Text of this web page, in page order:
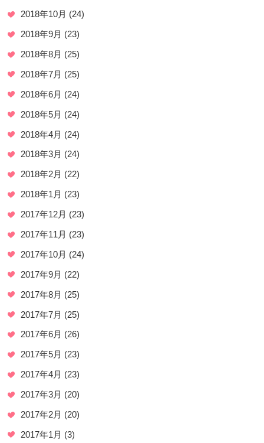
2018年10月 (24)
2018年9月 (23)
2018年8月 (25)
2018年7月 (25)
2018年6月 (24)
2018年5月 (24)
2018年4月 (24)
2018年3月 (24)
2018年2月 (22)
2018年1月 (23)
2017年12月 (23)
2017年11月 (23)
2017年10月 (24)
2017年9月 (22)
2017年8月 (25)
2017年7月 (25)
2017年6月 (26)
2017年5月 (23)
2017年4月 (23)
2017年3月 (20)
2017年2月 (20)
2017年1月 (3)